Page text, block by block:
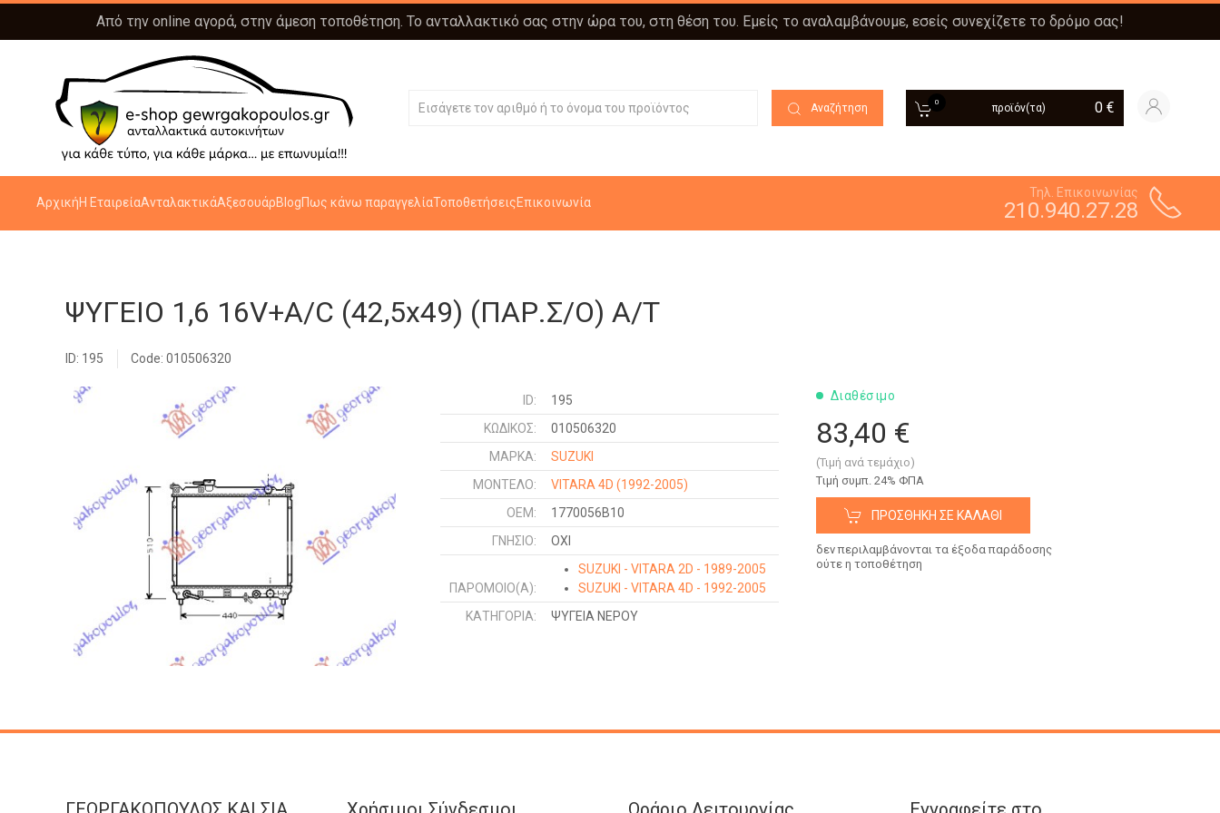
Από την online αγορά, στην άμεση τοποθέτηση. Το ανταλλακτικό σας στην ώρα του, στη θέση του. Εμείς το αναλαμβάνουμε, εσείς συνεχίζετε το δρόμο σας!
Αναζήτηση 0 προϊόν(τα) 0 €
ΑρχικήΗ ΕταιρείαΑνταλακτικάΑξεσουάρBlogΠως κάνω παραγγελίαΤοποθετήσειςΕπικοινωνία
Τηλ. Επικοινωνίας
210.940.27.28
ΨΥΓΕΙΟ 1,6 16V+A/C (42,5x49) (ΠΑΡ.Σ/Ο) Α/Τ
ID: 195 Code: 010506320
ID:
195
ΚΩΔΙΚΌΣ:
010506320
ΜΑΡΚΑ:
SUZUKI
ΜΟΝΤΕΛΟ:
VITARA 4D (1992-2005)
OEM:
1770056B10
ΓΝΉΣΙΟ:
ΟΧΙ
ΠΑΡΌΜΟΙΟ(Α):
SUZUKI - VITARA 2D - 1989-2005
SUZUKI - VITARA 4D - 1992-2005
ΚΑΤΗΓΟΡΊΑ:
ΨΥΓΕΙΑ ΝΕΡΟΥ
Διαθέσιμο
83,40 €
(Τιμή ανά τεμάχιο)
Tιμή συμπ. 24% ΦΠΑ
ΠΡΟΣΘΉΚΗ ΣΕ ΚΑΛΆΘΙ
δεν περιλαμβάνονται τα έξοδα παράδοσης
ούτε η τοποθέτηση